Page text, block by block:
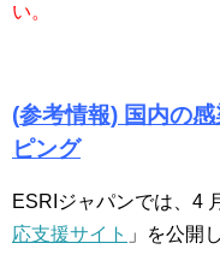
い。
(参考情報) 国内の
ピング
ESRIジャパンでは、4
応支援サイト 」を公開